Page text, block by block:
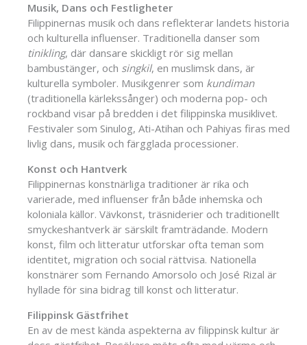
Musik, Dans och Festligheter
Filippinernas musik och dans reflekterar landets historia
och kulturella influenser. Traditionella danser som
tinikling, där dansare skickligt rör sig mellan
bambustänger, och singkil, en muslimsk dans, är
kulturella symboler. Musikgenrer som kundiman
(traditionella kärlekssånger) och moderna pop- och
rockband visar på bredden i det filippinska musiklivet.
Festivaler som Sinulog, Ati-Atihan och Pahiyas firas med
livlig dans, musik och färgglada processioner.
Konst och Hantverk
Filippinernas konstnärliga traditioner är rika och
varierade, med influenser från både inhemska och
koloniala källor. Vävkonst, träsniderier och traditionellt
smyckeshantverk är särskilt framträdande. Modern
konst, film och litteratur utforskar ofta teman som
identitet, migration och social rättvisa. Nationella
konstnärer som Fernando Amorsolo och José Rizal är
hyllade för sina bidrag till konst och litteratur.
Filippinsk Gästfrihet
En av de mest kända aspekterna av filippinsk kultur är